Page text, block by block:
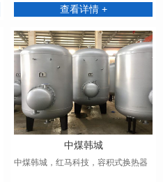
查看详情 +
中煤韩城
中煤韩城，红马科技，容积式换热器